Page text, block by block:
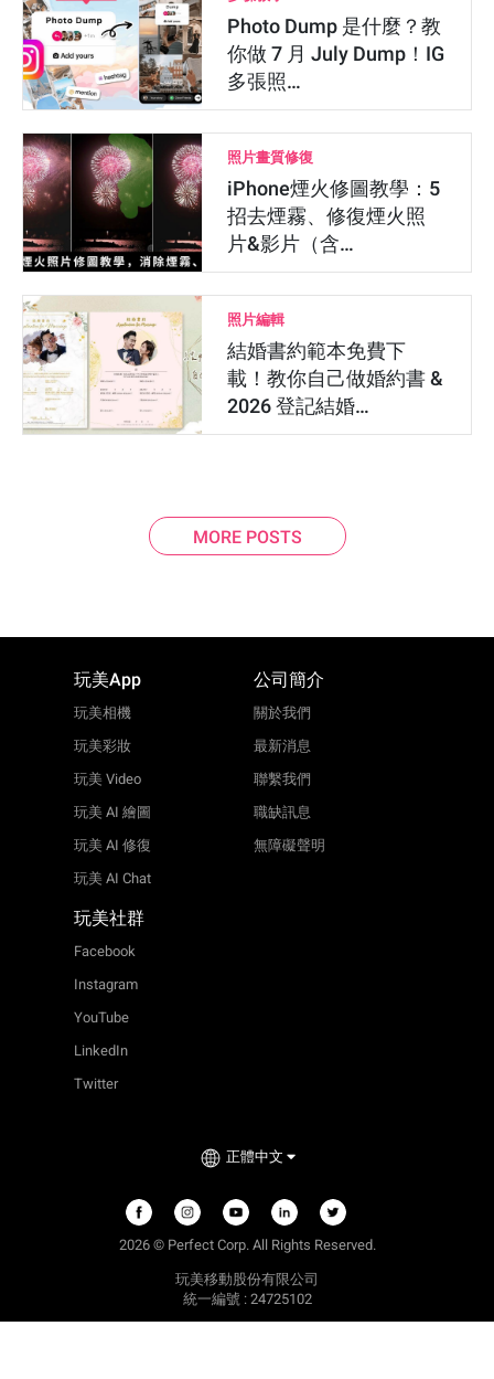
Photo Dump 是什麼？教
你做 7 月 July Dump！IG
多張照…
照片畫質修復
iPhone煙火修圖教學：5
招去煙霧、修復煙火照
片&影片（含…
照片編輯
結婚書約範本免費下
載！教你自己做婚約書 &
2026 登記結婚…
MORE POSTS
玩美App
玩美相機
玩美彩妝
玩美 Video
玩美 AI 繪圖
玩美 AI 修復
玩美 AI Chat
公司簡介
關於我們
最新消息
聯繫我們
職缺訊息
無障礙聲明
玩美社群
Facebook
Instagram
YouTube
LinkedIn
Twitter
正體中文
2026 © Perfect Corp. All Rights Reserved.
玩美移動股份有限公司
統一編號 : 24725102